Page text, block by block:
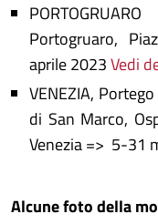
Portogruaro,
aprile 2023Vedi
VENEZIA,
di San Marco,
Venezia => 5-31
Alcune foto della